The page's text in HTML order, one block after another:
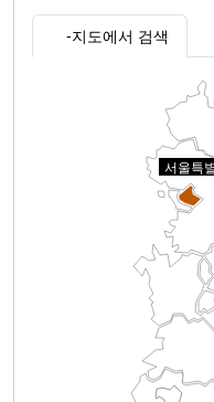
지도에서 검색
서울특